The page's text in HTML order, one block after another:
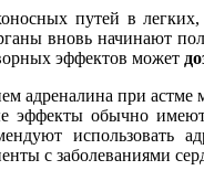
путей в
вновь начинают
эффектов может
адреналина при астме
обычно
использовать
с заболеваниями